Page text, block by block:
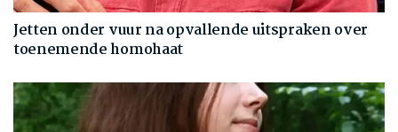
Jetten onder vuur na opvallende uitspraken over
toenemende homohaat